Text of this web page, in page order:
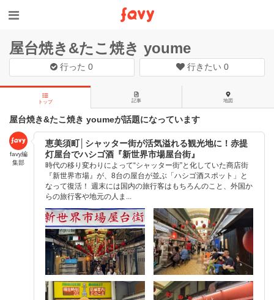
屋台焼き&たこ焼き youme
行った0 行きたい 0
トップ 記事 地図
屋台焼き&たこ焼き youmeが話題になっています
favy編
集部
恵美須町│シャッター街が活気溢れる観光地に！赤提
灯屋台でハシゴ酒『新世界市場屋台街』
時代の移り変わりによって“シャッター街”と化していた商店街
『新世界市場』が、8台の屋台が並ぶ「ハシゴ酒スポット」と
なって復活！ 週末には国内の旅行客はもちろんのこと、外国か
らの旅行客や地元の人ま...